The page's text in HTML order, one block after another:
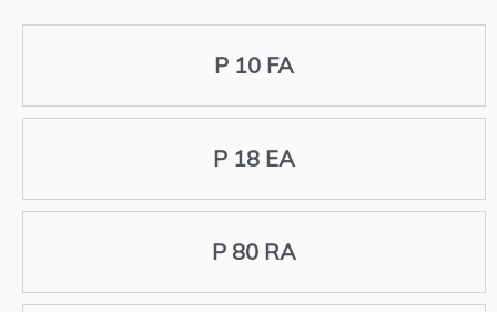
P 10 FA
P 18 EA
P 80 RA